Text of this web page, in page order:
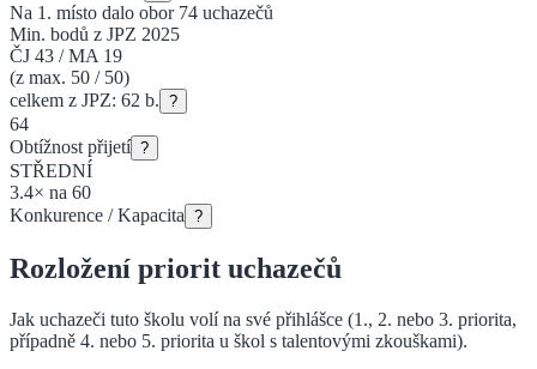
Na 1. místo dalo obor 74 uchazečů
Min. bodů z JPZ 2025
ČJ 43 /MA 19
(z max. 50 / 50)
celkem z JPZ: 62 b. ?
64
Obtížnost přijetí ?
STŘEDNÍ
3.4× na 60
Konkurence / Kapacita ?
Rozložení priorit uchazečů
Jak uchazeči tuto školu volí na své přihlášce (1., 2. nebo 3. priorita,
případně 4. nebo 5. priorita u škol s talentovými zkouškami).